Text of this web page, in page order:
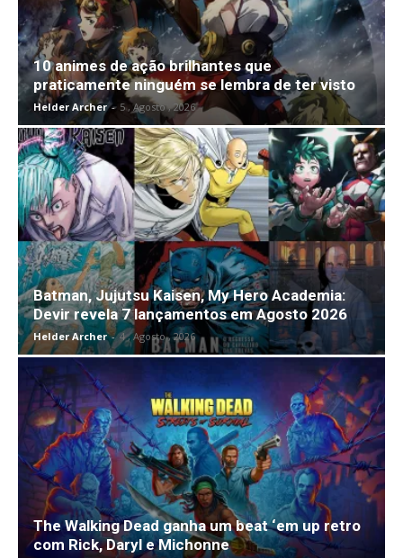
10 animes de ação brilhantes que
praticamente ninguém se lembra de ter visto
Helder Archer - 5 , Agosto , 2026
Batman, Jujutsu Kaisen, My Hero Academia:
Devir revela 7 lançamentos em Agosto 2026
Helder Archer - 4 , Agosto , 2026
The Walking Dead ganha um beat ‘em up retro
com Rick, Daryl e Michonne